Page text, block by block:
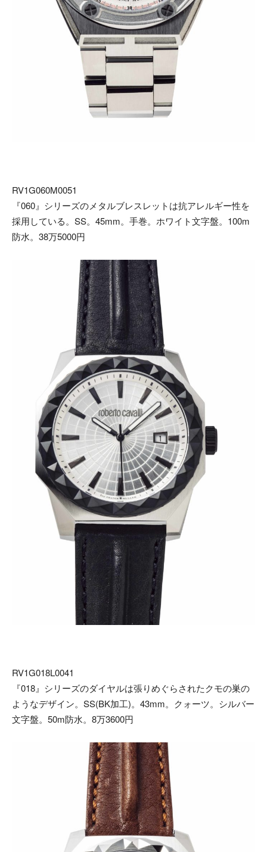
RV1G060M0051
『060』シリーズのメタルブレスレットは抗アレルギー性を
採用している。SS。45mm。手巻。ホワイト文字盤。100m
防水。38万5000円
RV1G018L0041
『018』シリーズのダイヤルは張りめぐらされたクモの巣の
ようなデザイン。SS(BK加工)。43mm。クォーツ。シルバー
文字盤。50m防水。8万3600円